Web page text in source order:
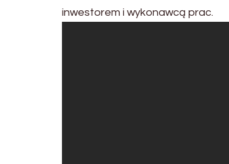
inwestorem i wykonawcą prac.